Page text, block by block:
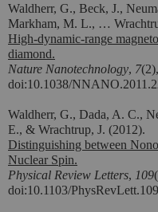
Waldherr, G., Beck, J.,
Markham, M. L., …
High-dynamic-range
diamond.
Nature Nanotechnology, 7
doi:10.1038/
Waldherr, G., Dada, A. C.,
E., & Wrachtrup, J. (2012).
Distinguishing between
Nuclear Spin.
Physical Review Letters, 109
doi:10.1103/